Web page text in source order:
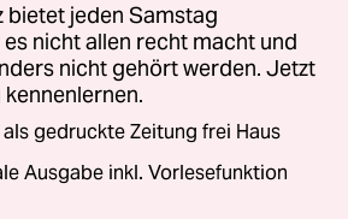
bietet jeden Samstag
nicht allen recht macht und
nicht gehört werden. Jetzt
gedruckte Zeitung frei Haus
Ausgabe inkl. Vorlesefunktion